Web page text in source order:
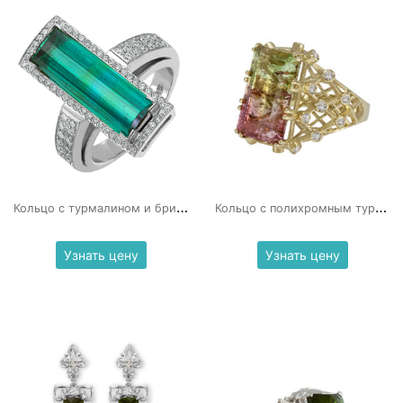
К
ольцо с турмалином и бриллиантами
Узнать цену
К
ольцо с полихромным турмалином
Узнать цену